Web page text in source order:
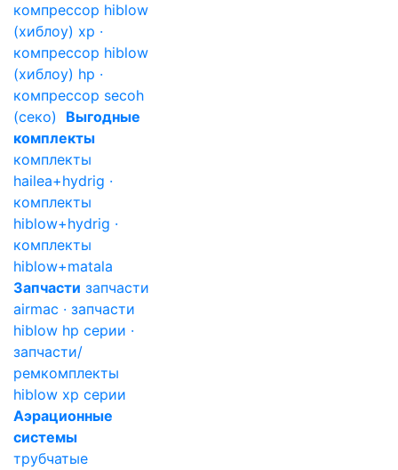
компрессор hiblow
(хиблоу) xp ·
компрессор hiblow
(хиблоу) hp ·
компрессор secoh
(секо)
Выгодные
комплекты
комплекты
hailea+hydrig ·
комплекты
hiblow+hydrig ·
комплекты
hiblow+matala
Запчасти запчасти
airmac · запчасти
hiblow hp серии ·
запчасти/
ремкомплекты
hiblow xp серии
Аэрационные
системы
трубчатые